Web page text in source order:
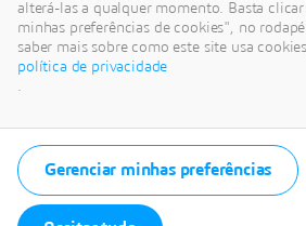
alterá-las a qualquer momento. Basta
minhas preferências de cookies", no
saber mais sobre como este site usa
política de privacidade
.
Gerenciar minhas preferências